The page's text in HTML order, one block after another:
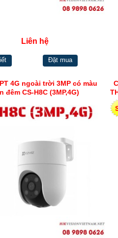
Liên hệ
Đặt mua
4G ngoài trời 3MP có màu
đêm CS-H8C (3MP,4G)